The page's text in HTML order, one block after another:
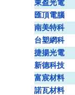
東盈光電
匯頂電腦
南美特科
台塑網科
捷揚光電
新德科技
富宸材料
諾瓦材料